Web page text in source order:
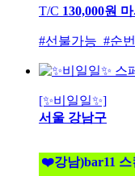
T/C 130,000원 마
#선불가능 #순
[✨비일일✨]
서울 강남구
❤️강남)bar11 스